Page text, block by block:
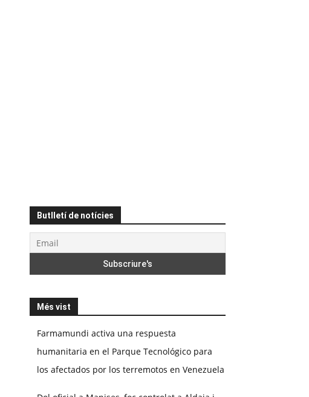
Butlletí de notícies
Més vist
Farmamundi activa una respuesta
humanitaria en el Parque Tecnológico para
los afectados por los terremotos en Venezuela